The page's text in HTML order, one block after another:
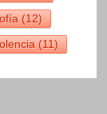
(12)
(11)